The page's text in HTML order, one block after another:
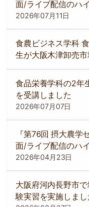
面/ライブ配信のハ
2026年07月11日
食農ビジネス学科
生が大阪木津卸売
食品栄養学科の2年
を受講しました
2026年07月07日
『第76回 摂大農
面/ライブ配信のハ
2026年04月23日
大阪府河内長野市
験実習を実施しまし